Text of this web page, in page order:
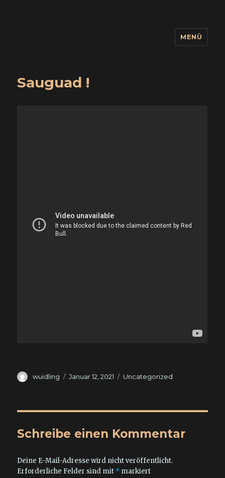
MENÜ
Sauguad !
Autor
wuidling
Veröffentlicht
Januar 12, 2021 Kategorien
Uncategorized
Schreibe einen Kommentar
Deine E-Mail-Adresse wird nicht veröffentlicht.
Erforderliche Felder sind mit * markiert